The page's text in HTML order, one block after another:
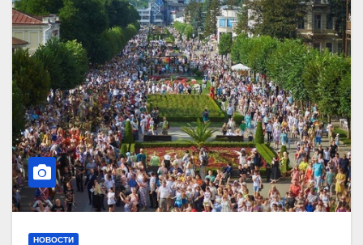
НОВОСТИ